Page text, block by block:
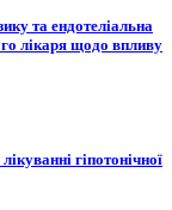
та ендотеліальна
лікаря щодо впливу
гіпотонічної